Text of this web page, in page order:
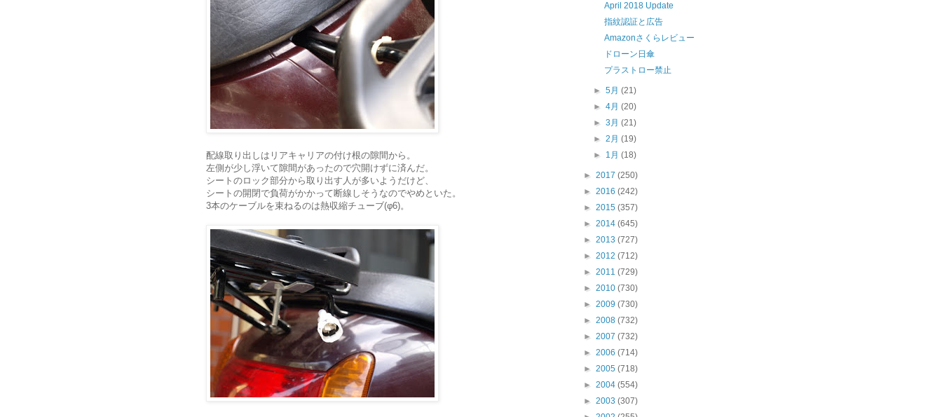
配線取り出しはリアキャリアの付け根の隙間から。
左側が少し浮いて隙間があったので穴開けずに済んだ。
シートのロック部分から取り出す人が多いようだけど、
シートの開閉で負荷がかかって断線しそうなのでやめといた。
3本のケーブルを束ねるのは熱収縮チューブ(φ6)。
April 2018 Update
指紋認証と広告
Amazonさくらレビュー
ドローン日傘
プラストロー禁止
►5月(21)
►4月(20)
►3月(21)
►2月(19)
► 1月(18)
► 2017 (250)
► 2016 (242)
► 2015 (357)
► 2014 (645)
► 2013 (727)
► 2012 (712)
► 2011 (729)
► 2010 (730)
► 2009 (730)
► 2008 (732)
► 2007 (732)
► 2006 (714)
► 2005 (718)
► 2004 (554)
► 2003 (307)